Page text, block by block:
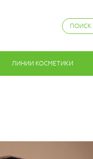
ЛИНИИ КОСМЕТИКИ